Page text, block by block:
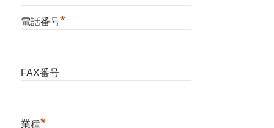
電話番号*
FAX番号
業種*